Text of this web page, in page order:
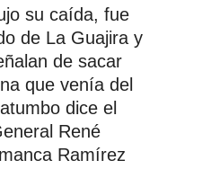
su caída, fue
de La Guajira y
de sacar
que venía del
dice el
René
Ramírez